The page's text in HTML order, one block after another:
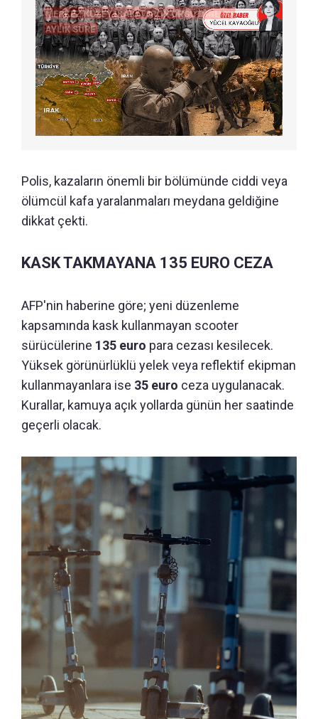
Polis, kazaların önemli bir bölümünde ciddi veya
ölümcül kafa yaralanmaları meydana geldiğine
dikkat çekti.
KASK TAKMAYANA 135 EURO CEZA
AFP'nin haberine göre; yeni düzenleme
kapsamında kask kullanmayan scooter
sürücülerine 135 euro para cezası kesilecek.
Yüksek görünürlüklü yelek veya reflektif ekipman
kullanmayanlara ise 35 euro ceza uygulanacak.
Kurallar, kamuya açık yollarda günün her saatinde
geçerli olacak.